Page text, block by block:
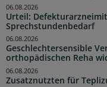
Urteil:
Sprechstundenbedarf
06.08.2026
Geschlechtersensible
orthopädischen Reha
06.08.2026
Zusatznutzten für
06.08.2026